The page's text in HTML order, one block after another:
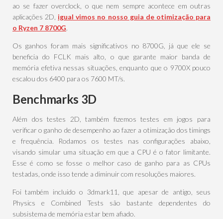
ao se fazer overclock, o que nem sempre acontece em outras
aplicações 2D, igual vimos no nosso guia de otimização para
o Ryzen 7 8700G.
Os ganhos foram mais significativos no 8700G, já que ele se
beneficia do FCLK mais alto, o que garante maior banda de
memória efetiva nessas situações, enquanto que o 9700X pouco
escalou dos 6400 para os 7600 MT/s.
Benchmarks 3D
Além dos testes 2D, também fizemos testes em jogos para
verificar o ganho de desempenho ao fazer a otimização dos timings
e frequência. Rodamos os testes nas configurações abaixo,
visando simular uma situação em que a CPU é o fator limitante.
Esse é como se fosse o melhor caso de ganho para as CPUs
testadas, onde isso tende a diminuir com resoluções maiores.
Foi também incluido o 3dmark11, que apesar de antigo, seus
Physics e Combined Tests são bastante dependentes do
subsistema de memória estar bem afiado.